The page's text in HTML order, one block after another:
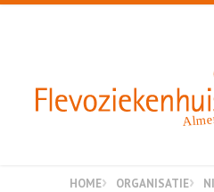
HOME ORGANISATIE